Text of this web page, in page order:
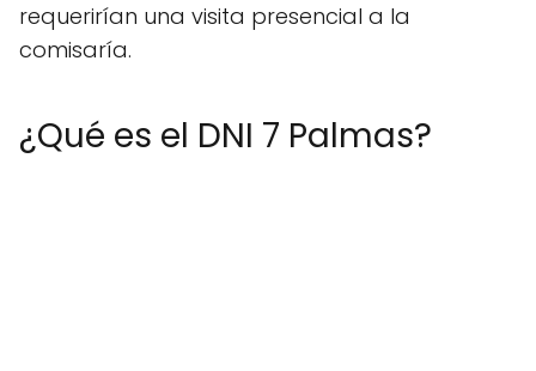
requerirían una visita presencial a la
comisaría.
¿Qué es el DNI 7 Palmas?